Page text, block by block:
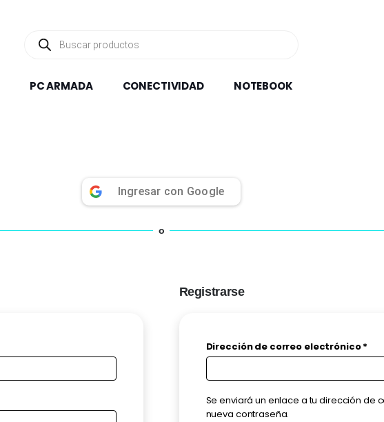
productos
PC ARMADA CONECTIVIDAD NOTEBOOK
Ingresar con Google
o
Registrarse
Dirección de correo electrónico*
Se enviará un enlace a tu dirección
nueva contraseña.